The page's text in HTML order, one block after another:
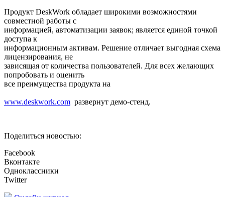
Продукт DeskWork обладает широкими возможностями
совместной работы с
информацией, автоматизации заявок; является единой точкой
доступа к
информационным активам. Решение отличает выгодная схема
лицензирования, не
зависящая от количества пользователей. Для всех желающих
попробовать и оценить
все преимущества продукта на
www.deskwork.com развернут демо-стенд.
Поделиться новостью:
Facebook
Вконтакте
Одноклассники
Twitter